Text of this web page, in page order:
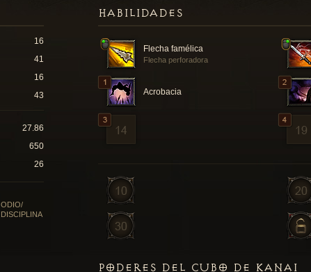
HABILIDADES
Flecha famélica
Flecha perforadora
Acrobacia
16
41
16
43
27.86
650
26
ODIO/
DISCIPLINA
PODERES DEL CUBO DE KANAI